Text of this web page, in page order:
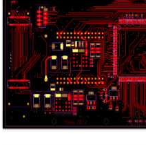
Linh kiện 1
Giá: 5,000,000 VND
Xem chi tiết
Đặt hàng
Thanh toán ngay